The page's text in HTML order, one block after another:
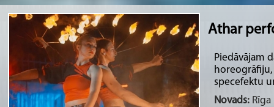
Athar
Piedāvājam
specefektu
Novads: